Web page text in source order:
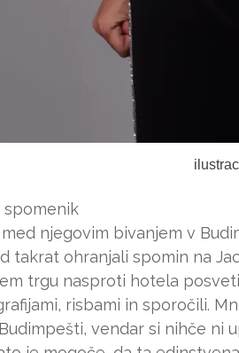
spomenik
njegovim bivanjem v
takrat ohranjali spomin na
trgu nasproti hotela
risbami in sporočili.
vendar si nihče ni